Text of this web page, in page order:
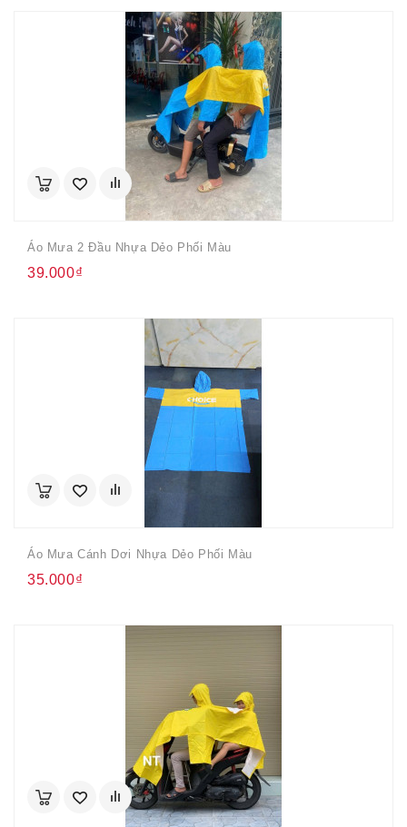
Áo Mưa 2 Đầu Nhựa Dẻo Phối Màu
39.000₫
Áo Mưa Cánh Dơi Nhựa Dẻo Phối Màu
35.000₫